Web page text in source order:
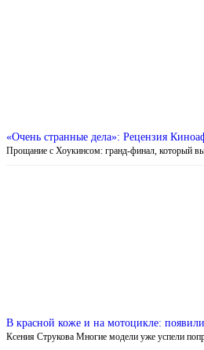
«Очень странные дела»: Рецензия
Прощание с Хоукинсом: гранд-финал, который
В красной коже и на мотоцикле:
Ксения Струкова Многие модели уже успели